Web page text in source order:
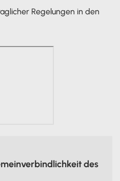
Regelungen in den
des